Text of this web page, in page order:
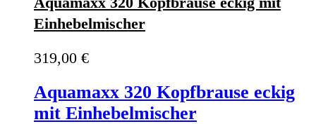
Einhebelmischer
319,00 €
Aquamaxx 320 Kopfbrause eckig
mit Einhebelmischer